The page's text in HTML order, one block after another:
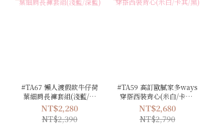
#TA67 懶人渡假款牛仔荷
葉細肩長褲套組(淺藍/深
藍)
NT$2,280
NT$2,390
#TA59 高訂歐膩家多ways
穿搭西裝背心(米白/卡其/
黑)
NT$2,680
NT$2,790